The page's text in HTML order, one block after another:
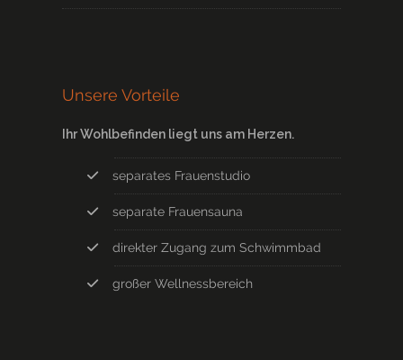
Unsere Vorteile
Ihr Wohlbefinden liegt uns am Herzen.
separates Frauenstudio
separate Frauensauna
direkter Zugang zum Schwimmbad
großer Wellnessbereich